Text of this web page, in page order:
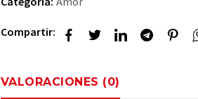
Compartir:
VALORACIONES (0)